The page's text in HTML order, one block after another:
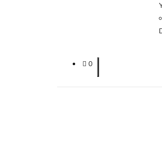
0